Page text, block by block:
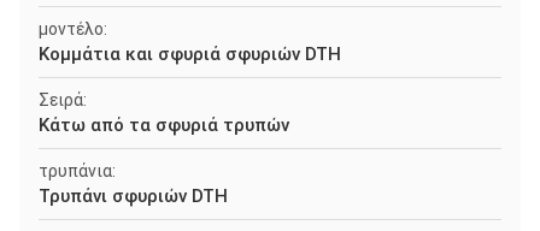
μοντέλο:
Κομμάτια και σφυριά σφυριών DTH
Σειρά:
Κάτω από τα σφυριά τρυπών
τρυπάνια:
Τρυπάνι σφυριών DTH